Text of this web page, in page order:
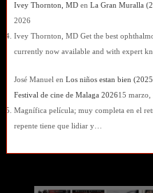
Ivey Thornton, MDen La Gran Muralla
2026
Ivey Thornton, MD Get the best
currently now available and with expert
José Manuel en Los niños estan bien
Festival de cine de Malaga 202615 marzo,
Magnífica película; muy completa en el
repente tiene que lidiar y…